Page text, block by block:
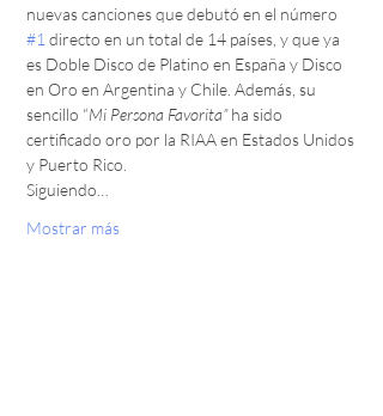
nuevas canciones que debutó en el número
#1 directo en un total de 14 países, y que ya
es Doble Disco de Platino en España y Disco
en Oro en Argentina y Chile. Además, su
sencillo “Mi Persona Favorita” ha sido
certificado oro por la RIAA en Estados Unidos
y Puerto Rico.
Siguiendo…
Mostrar más